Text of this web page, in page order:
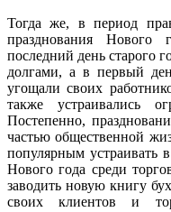
Тогда же, в период
празднования Нового
последний день старого
долгами, а в первый
угощали своих
также устраивались
Постепенно,
частью общественной
популярным устраивать
Нового года среди
заводить новую книгу
своих клиентов и